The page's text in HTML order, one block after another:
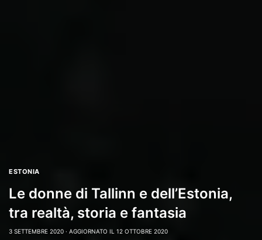
ESTONIA
Le donne di Tallinn e dell’Estonia,
tra realtà, storia e fantasia
3 SETTEMBRE 2020 · AGGIORNATO IL 12 OTTOBRE 2020